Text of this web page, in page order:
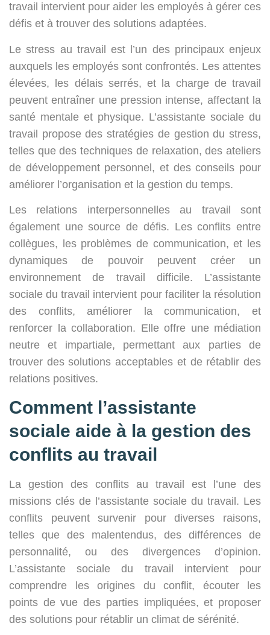
travail intervient pour aider les employés à gérer ces
défis et à trouver des solutions adaptées.
Le stress au travail est l’un des principaux enjeux
auxquels les employés sont confrontés. Les attentes
élevées, les délais serrés, et la charge de travail
peuvent entraîner une pression intense, affectant la
santé mentale et physique. L’assistante sociale du
travail propose des stratégies de gestion du stress,
telles que des techniques de relaxation, des ateliers
de développement personnel, et des conseils pour
améliorer l’organisation et la gestion du temps.
Les relations interpersonnelles au travail sont
également une source de défis. Les conflits entre
collègues, les problèmes de communication, et les
dynamiques de pouvoir peuvent créer un
environnement de travail difficile. L’assistante
sociale du travail intervient pour faciliter la résolution
des conflits, améliorer la communication, et
renforcer la collaboration. Elle offre une médiation
neutre et impartiale, permettant aux parties de
trouver des solutions acceptables et de rétablir des
relations positives.
Comment l’assistante
sociale aide à la gestion des
conflits au travail
La gestion des conflits au travail est l’une des
missions clés de l’assistante sociale du travail. Les
conflits peuvent survenir pour diverses raisons,
telles que des malentendus, des différences de
personnalité, ou des divergences d’opinion.
L’assistante sociale du travail intervient pour
comprendre les origines du conflit, écouter les
points de vue des parties impliquées, et proposer
des solutions pour rétablir un climat de sérénité.